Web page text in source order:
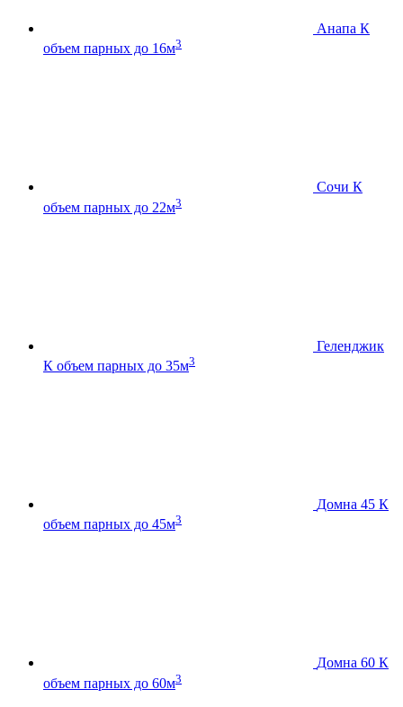
Анапа К
объем парных до 16м3
Сочи К
объем парных до 22м3
Геленджик
К объем парных до 35м3
Домна 45 К
объем парных до 45м3
Домна 60 К
объем парных до 60м3